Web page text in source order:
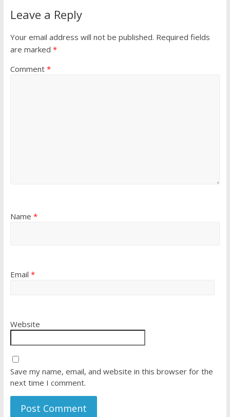
Leave a Reply
Your email address will not be published. Required fields
are marked *
Comment *
Name *
Email *
Website
Save my name, email, and website in this browser for the
next time I comment.